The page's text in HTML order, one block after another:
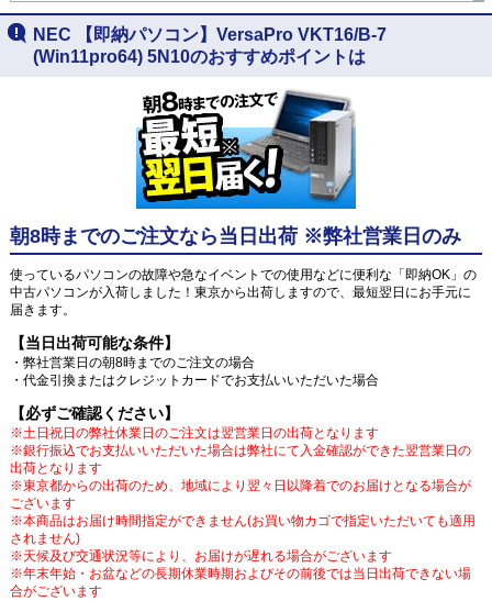
NEC 【即納パソコン】VersaPro VKT16/B-7
(Win11pro64) 5N10のおすすめポイントは
朝8時までのご注文なら当日出荷 ※弊社営業日のみ
使っているパソコンの故障や急なイベントでの使用などに便利な「即納OK」の
中古パソコンが入荷しました！東京から出荷しますので、最短翌日にお手元に
届きます。
【当日出荷可能な条件】
・弊社営業日の朝8時までのご注文の場合
・代金引換またはクレジットカードでお支払いいただいた場合
【必ずご確認ください】
※土日祝日の弊社休業日のご注文は翌営業日の出荷となります
※銀行振込でお支払いいただいた場合は弊社にて入金確認ができた翌営業日の
出荷となります
※東京都からの出荷のため、地域により翌々日以降着でのお届けとなる場合が
ございます
※本商品はお届け時間指定ができません(お買い物カゴで指定いただいても適用
されません)
※天候及び交通状況等により、お届けが遅れる場合がございます
※年末年始・お盆などの長期休業時期およびその前後では当日出荷できない場
合がございます